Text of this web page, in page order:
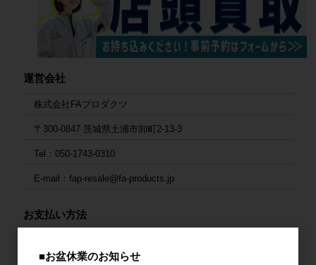
運営会社
株式会社FAプロダクツ
〒300-0847 茨城県土浦市卸町2-13-3
Tel：050-1743-0310
E-mail：fap-resale@fa-products.jp
お支払い方法
ご入金後の発送となります。大変お手数ですが、入金後にご連絡
■お盆休業のお知らせ